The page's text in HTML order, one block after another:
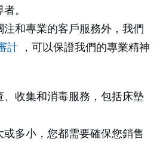
。
注和專業的客戶服務外，我們
計 ，可以保證我們的專業精神
收集和消毒服務，包括床墊
多小，您都需要確保您銷售